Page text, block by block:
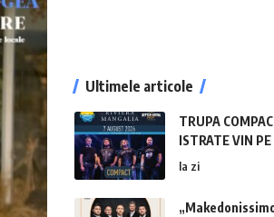
Ultimele articole
TRUPA
ISTRATE VIN
la zi